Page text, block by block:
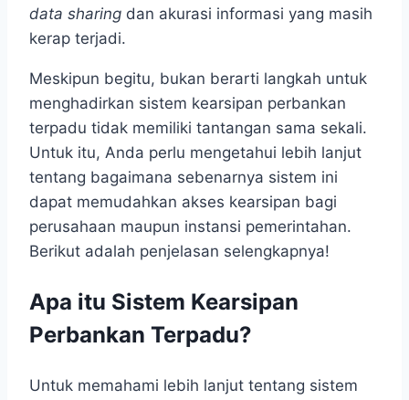
data sharing dan akurasi informasi yang masih
kerap terjadi.
Meskipun begitu, bukan berarti langkah untuk
menghadirkan sistem kearsipan perbankan
terpadu tidak memiliki tantangan sama sekali.
Untuk itu, Anda perlu mengetahui lebih lanjut
tentang bagaimana sebenarnya sistem ini
dapat memudahkan akses kearsipan bagi
perusahaan maupun instansi pemerintahan.
Berikut adalah penjelasan selengkapnya!
Apa itu Sistem Kearsipan
Perbankan Terpadu?
Untuk memahami lebih lanjut tentang sistem